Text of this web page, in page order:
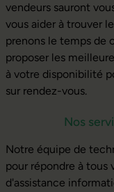
vendeurs sauront
vous aider à trouver
prenons le temps de
proposer les
à votre disponibilité
sur rendez-vous.
Nos
Notre équipe de
pour répondre à tous
d'assistance